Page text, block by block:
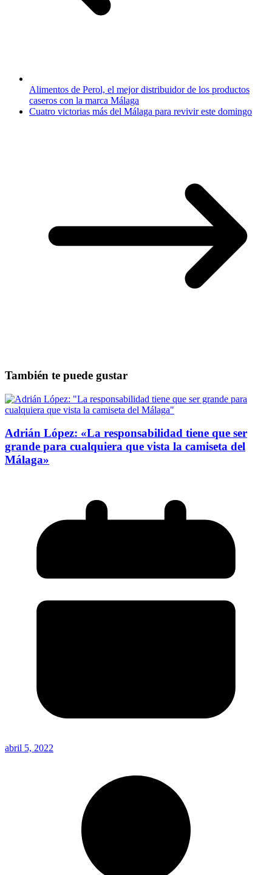
Alimentos de Perol, el mejor distribuidor de los productos
caseros con la marca Málaga
Cuatro victorias más del Málaga para revivir este domingo
También te puede gustar
Adrián López: «La responsabilidad tiene que ser
grande para cualquiera que vista la camiseta del
Málaga»
abril 5, 2022